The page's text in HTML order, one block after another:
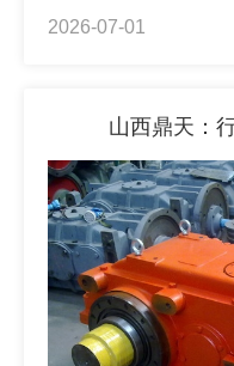
2026-07-01
山西鼎天：